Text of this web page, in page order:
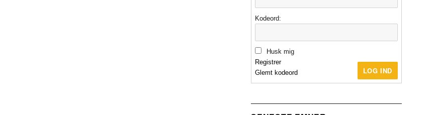
Kodeord:
Husk mig
LOG IND
Registrer
Glemt kodeord